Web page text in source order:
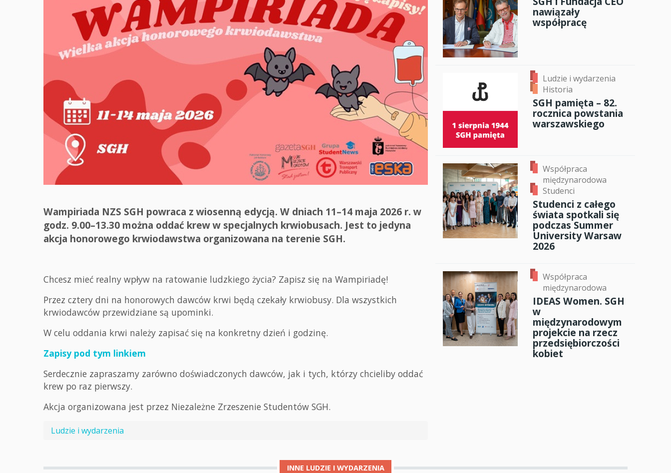
Studenci i doktoranci
Absolwenci
Współpraca międzynarodowa
Współpraca z otoczeniem
Sport
Historia
Wspomnienia
Wampiriada NZS SGH powraca z wiosenną edycją. W dniach 11–14 maja 2026 r. w
godz. 9.00–13.30 można oddać krew w specjalnych krwiobusach. Jest to jedyna
akcja honorowego krwiodawstwa organizowana na terenie SGH.
Chcesz mieć realny wpływ na ratowanie ludzkiego życia? Zapisz się na Wampiriadę!
Przez cztery dni na honorowych dawców krwi będą czekały krwiobusy. Dla wszystkich
krwiodawców przewidziane są upominki.
W celu oddania krwi należy zapisać się na konkretny dzień i godzinę.
Zapisy pod tym linkiem
Serdecznie zapraszamy zarówno doświadczonych dawców, jak i tych, którzy chcieliby oddać
krew po raz pierwszy.
Akcja organizowana jest przez Niezależne Zrzeszenie Studentów SGH.
Ludzie i wydarzenia
nawiązały
współpracę
Ludzie i wydarzenia
Historia
SGH pamięta – 82.
rocznica powstania
warszawskiego
Współpraca
międzynarodowa
Studenci
Studenci z całego
świata spotkali się
podczas Summer
University Warsaw
2026
Współpraca
międzynarodowa
IDEAS Women. SGH
w
międzynarodowym
projekcie na rzecz
przedsiębiorczości
kobiet
INNE LUDZIE I WYDARZENIA